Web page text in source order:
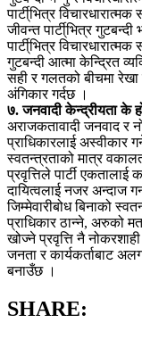
पार्टी्भित्र
जीवन्त पार्टी्भित्र
पार्टी्भित्र
गुटबन्दी आत्मा केन्द्रित
सही र गलतको बीचमा
अंगिकार गर्दछ ।
७. जनवादी केन्द्रीयता के
अराजकतावादी जनवाद र
प्राधिकारलाई अस्वीकार
स्वतन्त्रताको मात्र
प्रवृत्तिले पार्टी
दायित्वलाई नजर अन्दाज
जिम्मेवारीबोध बिनाको
प्राधिकार ठान्ने, अरुको
खोज्ने प्रवृत्ति नै
जनता र कार्यकर्ताबाट
बनाउँछ ।
SHARE: